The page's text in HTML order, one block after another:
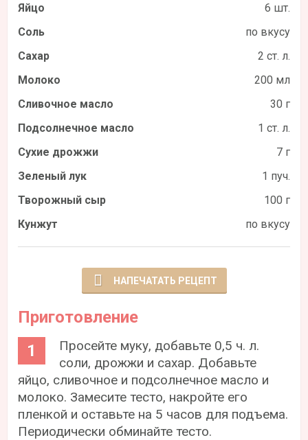
Яйцо
6 шт.
Соль
по вкусу
Сахар
2 ст. л.
Молоко
200 мл
Сливочное масло
30 г
Подсолнечное масло
1 ст. л.
Сухие дрожжи
7 г
Зеленый лук
1 пуч.
Творожный сыр
100 г
Кунжут
по вкусу
НАПЕЧАТАТЬ РЕЦЕПТ
Приготовление
Просейте муку, добавьте 0,5 ч. л.
соли, дрожжи и сахар. Добавьте
яйцо, сливочное и подсолнечное масло и
молоко. Замесите тесто, накройте его
пленкой и оставьте на 5 часов для подъема.
Периодически обминайте тесто.